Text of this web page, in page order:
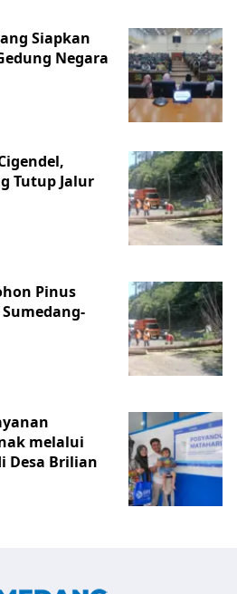
Siapkan
Negara
Tutup Jalur
Pinus
melalui
Desa Brilian